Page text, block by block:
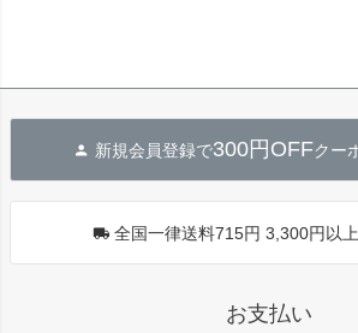
新規会員登録で300円OFFクー
全国一律送料715円 3,300円以上
お支払い